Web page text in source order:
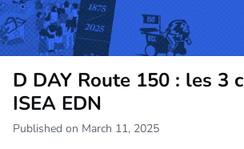
D DAY Route 150 : les 3
ISEA EDN
Published on March 11, 2025